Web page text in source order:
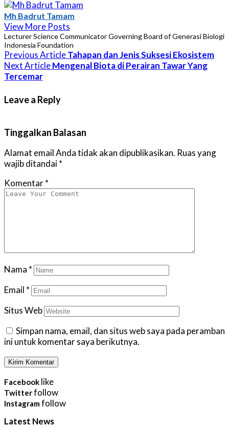
Mh Badrut Tamam
View More Posts
Lecturer Science Communicator Governing Board of Generasi Biologi
Indonesia Foundation
Previous ArticleTahapan dan Jenis Suksesi Ekosistem
Next ArticleMengenal Biota di Perairan Tawar Yang
Tercemar
Leave a Reply
Tinggalkan Balasan
Alamat email Anda tidak akan dipublikasikan. Ruas yang
wajib ditandai*
Komentar*
Nama *
Email *
Situs Web
Simpan nama, email, dan situs web saya pada peramban
ini untuk komentar saya berikutnya.
Facebook like
Twitterfollow
Instagramfollow
Latest News